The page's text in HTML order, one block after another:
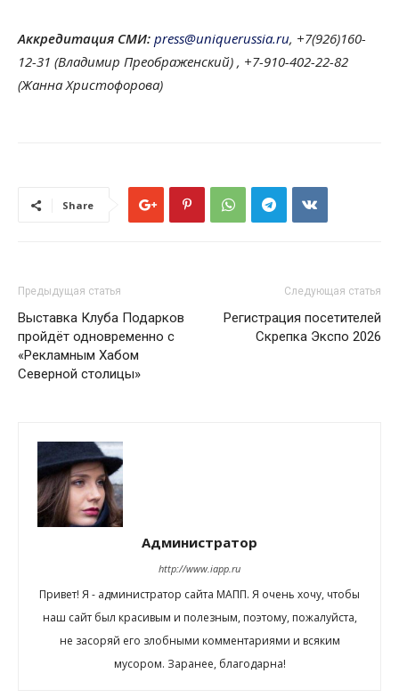
Аккредитация СМИ: press@uniquerussia.ru, +7(926)160-
12-31 (Владимир Преображенский) , +7-910-402-22-82
(Жанна Христофорова)
Share
Предыдущая статья
Выставка Клуба Подарков
пройдёт одновременно с
«Рекламным Хабом
Северной столицы»
Следующая статья
Регистрация посетителей
Скрепка Экспо 2026
Администратор
http://www.iapp.ru
Привет! Я - администратор сайта МАПП. Я очень хочу, чтобы
наш сайт был красивым и полезным, поэтому, пожалуйста,
не засоряй его злобными комментариями и всяким
мусором. Заранее, благодарна!